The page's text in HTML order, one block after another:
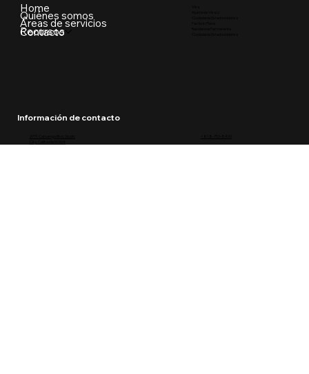
Home
Quiénes somos
Áreas de servicios
Recursos
Contacto
Información de contacto